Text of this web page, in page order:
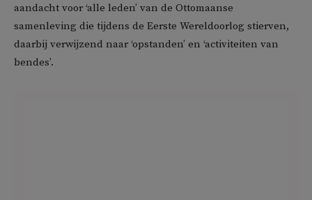
aandacht voor ‘alle leden’ van de Ottomaanse
samenleving die tijdens de Eerste Wereldoorlog stierven,
daarbij verwijzend naar ‘opstanden’ en ‘activiteiten van
bendes’.